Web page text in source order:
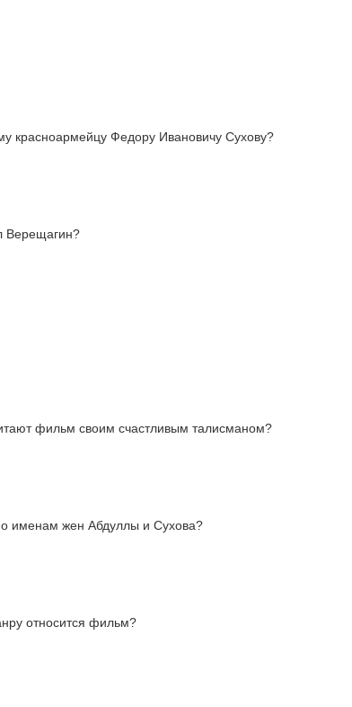
красноармейцу Федору Ивановичу Сухову?
Верещагин?
фильм своим счастливым талисманом?
именам жен Абдуллы и Сухова?
относится фильм?